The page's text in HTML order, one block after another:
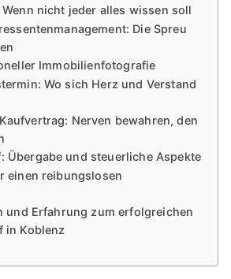
nicht jeder alles wissen soll
Die Spreu
Immobilienfotografie
Wo sich Herz und Verstand
Nerven bewahren, den
Übergabe und steuerliche Aspekte
einen reibungslosen
und Erfahrung zum erfolgreichen
in Koblenz